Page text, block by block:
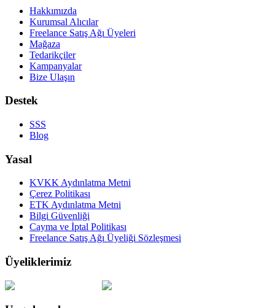
Hakkımızda
Kurumsal Alıcılar
Freelance Satış Ağı Üyeleri
Mağaza
Tedarikçiler
Kampanyalar
Bize Ulaşın
Destek
SSS
Blog
Yasal
KVKK Aydınlatma Metni
Çerez Politikası
ETK Aydınlatma Metni
Bilgi Güvenliği
Cayma ve İptal Politikası
Freelance Satış Ağı Üyeliği Sözleşmesi
Üyeliklerimiz